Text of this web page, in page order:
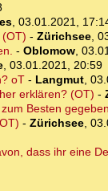
, 03.01.2021,
- Zürichsee,
- Oblomow,
, 03.01.2021, 20:59
oT- Langmut,
erklären? (OT) -
Besten
- Zürichsee,
dass ihr eine